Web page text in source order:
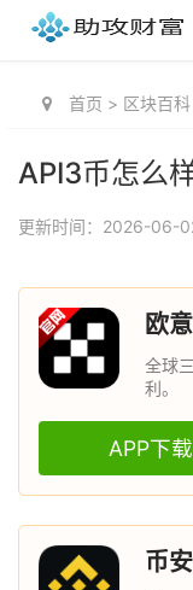
首页 > 区块百科
API3币怎么
更新时间：2026-06-
欧
全球
利。
APP下载
币安